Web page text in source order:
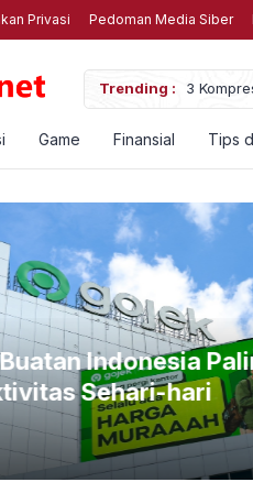
Privasi Pedoman Media Siber
Trending :
Anda
Game Finansial Tips
Indonesia
Sehari-hari